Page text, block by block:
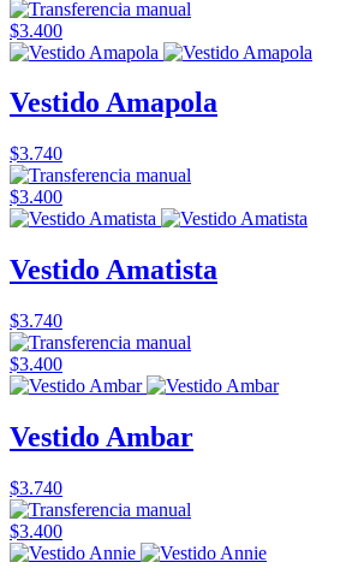
$3.400
Vestido Amapola
$3.740
$3.400
Vestido Amatista
$3.740
$3.400
Vestido Ambar
$3.740
$3.400